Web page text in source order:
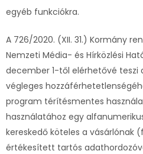
egyéb funkciókra.
A 726/2020. (XII. 31.) Kormány
Nemzeti Média- és Hírközlési
december 1-től elérhetővé teszi
végleges
program térítésmentes
használatához egy
kereskedő köteles a vásárlónak
értékesített tartós